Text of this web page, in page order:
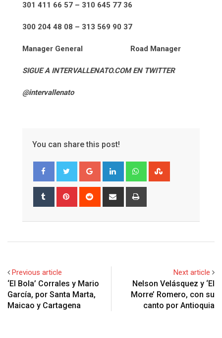
301 411 66 57 – 310 645 77 36
300 204 48 08 – 313 569 90 37
Manager General Road Manager
SIGUE A INTERVALLENATO.COM EN TWITTER
@intervallenato
You can share this post!
Google+ LinkedIn Whatsapp
Tumblr Pinterest Reddit
Share
Previous article
‘El Bola’ Corrales y Mario
García, por Santa Marta,
Maicao y Cartagena
Next article
Nelson Velásquez y ‘El
Morre’ Romero, con su
canto por Antioquia